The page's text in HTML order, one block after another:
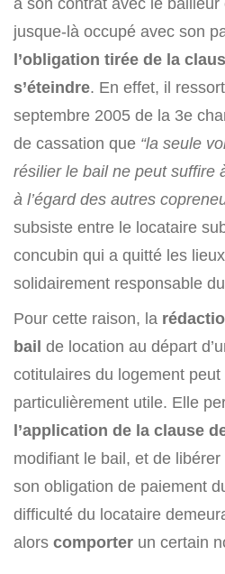
jusque-là occupé avec son
l’obligation tirée de la
s’éteindre. En effet, il
septembre 2005 de la 3e
de cassation que “la seule
résilier le bail ne peut suffire
à l’égard des autres
subsiste entre le locataire
concubin qui a quitté les
solidairement responsable
Pour cette raison, la
bail de location au départ
cotitulaires du logement peut
particulièrement utile. Elle
l’application de la clause
modifiant le bail, et de
son obligation de paiement
difficulté du locataire
alors comporter un certain